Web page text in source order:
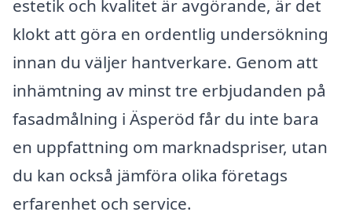
estetik och kvalitet är avgörande, är det
klokt att göra en ordentlig undersökning
innan du väljer hantverkare. Genom att
inhämtning av minst tre erbjudanden på
fasadmålning i Äsperöd får du inte bara
en uppfattning om marknadspriser, utan
du kan också jämföra olika företags
erfarenhet och service.